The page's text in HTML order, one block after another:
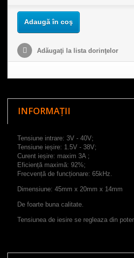
Adaugă în coş
Adăugaţi la lista dorinţelor
INFORMAȚII
Tensiune intrare: 3V - 40V;
Tensiune ieșire: 1.5V - 38V;
Curent ieșire: maxim 3A ;
Eficiență maximă: 92%;
Frecvență de funcționare: 65kHz.
Dimensiune: 45mm x 20mm x 14mm
De foarte buna calitate.
Tensiunea de iesire se regleaza din